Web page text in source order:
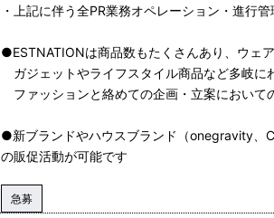
・上記に伴う全PR業務オペレーション・進行管
●ESTNATIONは商品数もたくさんあり、ウェア
ガジェットやライフスタイル商品など多岐に
ファッションと絡めての企画・立案において
●新ブランドやハウスブランド（onegravity、
の販促活動が可能です
急募